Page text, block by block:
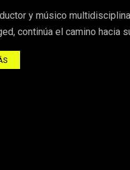
y músico
continúa el camino hacia